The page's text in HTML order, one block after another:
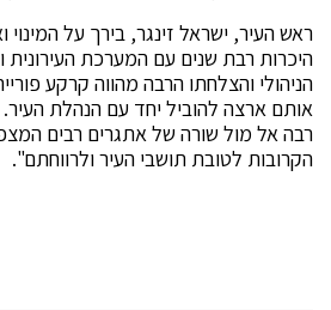
ראש העיר, ישראל זינגר, בירך על
היכרות רבת שנים עם המערכת העירונית
הניהולי והצלחתו הרבה מהווה קרקע
אותם ארצה להוביל יחד עם הנהלת
רבה אל מול שורה של אתגרים רבים
הקרובות לטובת תושבי העיר ולרווחתם".